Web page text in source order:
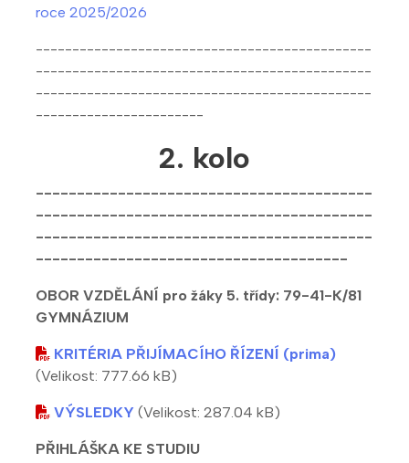
roce 2025/2026
----------------------------------------------
----------------------------------------------
----------------------------------------------
-----------------------
2. kolo
-----------------------------------------
-----------------------------------------
-----------------------------------------
--------------------------------------
OBOR VZDĚLÁNÍ pro žáky 5. třídy: 79-41-K/81
GYMNÁZIUM
KRITÉRIA PŘIJÍMACÍHO ŘÍZENÍ (prima)
(Velikost: 777.66 kB)
VÝSLEDKY (Velikost: 287.04 kB)
PŘIHLÁŠKA KE STUDIU